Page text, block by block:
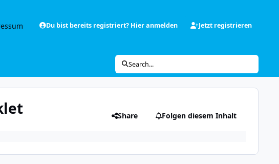
Du bist bereits registriert? Hier anmelden Jetzt registrieren
Search...
Share Folgen diesem Inhalt